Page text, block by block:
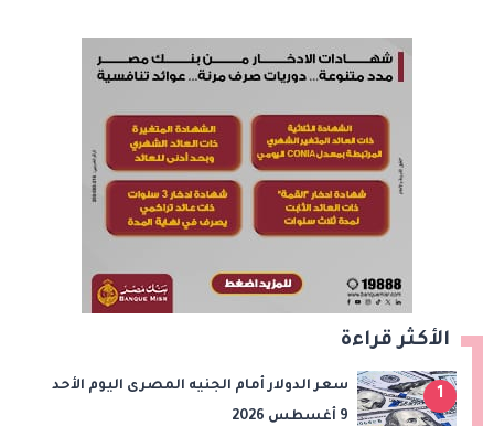
الأكثر قراءة
1
سعر الدولار أمام الجنيه المصرى اليوم الأحد
9 أغسطس 2026